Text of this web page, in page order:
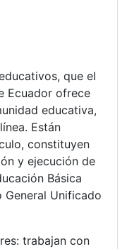
que el
Ecuador ofrece
educativa,
Están
constituyen
y ejecución de
Básica
General Unificado
trabajan con